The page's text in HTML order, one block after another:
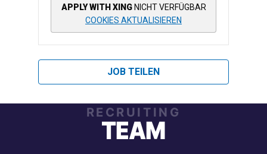
APPLY WITH XING NICHT VERFÜGBAR
COOKIES AKTUALISIEREN
JOB TEILEN
RECRUITING
TEAM